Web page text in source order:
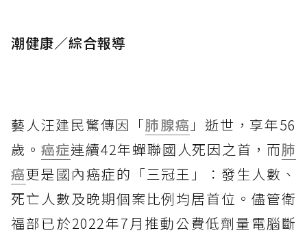
潮健康／綜合報導
藝人汪建民驚傳因「肺腺癌 」逝世，享年56
歲。 癌症連續42年蟬聯國人死因之首，而肺
癌更是國內癌症的「三冠王」：發生人數、
死亡人數及晚期個案比例均居首位。儘管衛
福部已於2022年7月推動公費低劑量電腦斷